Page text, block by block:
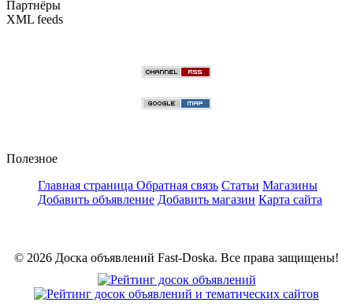
Партнёры
XML feeds
Полезное
Главная страница Обратная связь Статьи Магазины
Добавить объявление Добавить магазин Карта сайта
© 2026 Доска объявлений Fast-Doska. Все права защищены!